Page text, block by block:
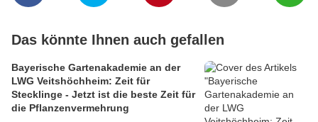
Das könnte Ihnen auch gefallen
Bayerische Gartenakademie an der
LWG Veitshöchheim: Zeit für
Stecklinge - Jetzt ist die beste Zeit für
die Pflanzenvermehrung